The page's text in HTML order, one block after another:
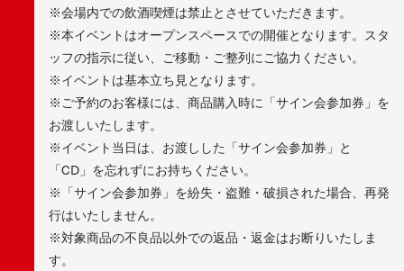
※会場内での飲酒喫煙は禁止とさせていただきます。
※本イベントはオープンスペースでの開催となります。スタ
ッフの指示に従い、ご移動・ご整列にご協力ください。
※イベントは基本立ち見となります。
※ご予約のお客様には、商品購入時に「サイン会参加券」を
お渡しいたします。
※イベント当日は、お渡しした「サイン会参加券」と
「CD」を忘れずにお持ちください。
※「サイン会参加券」を紛失・盗難・破損された場合、再発
行はいたしません。
※対象商品の不良品以外での返品・返金はお断りいたしま
す。